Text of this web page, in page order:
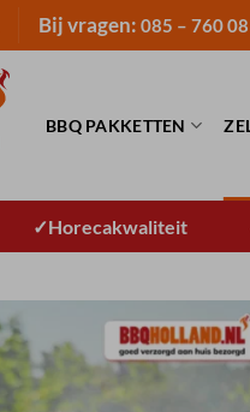
Bij vragen: 085 – 760
BBQ PAKKETTEN
Horecakwaliteit